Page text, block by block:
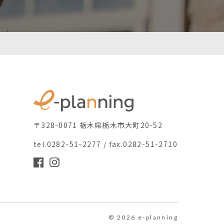
〒328-0071 栃木県栃木市大町20-52
tel.0282-51-2277 / fax.0282-51-2710
© 2026 e-planning